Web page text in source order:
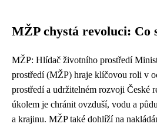
MŽP chystá revoluci: Co
MŽP: Hlídač životního prostředí
prostředí (MŽP) hraje klíčovou roli v
prostředí a udržitelném rozvoji České
úkolem je chránit ovzduší, vodu a
a krajinu. MŽP také dohlíží na